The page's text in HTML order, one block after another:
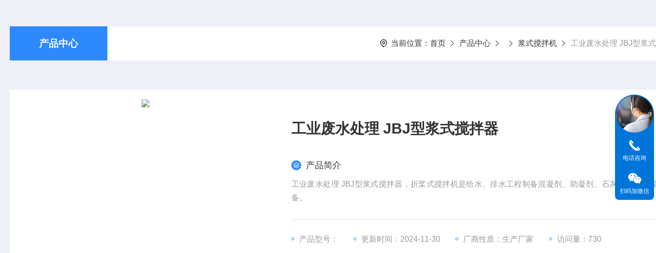
产品中心 当前位置： 首页 产品中心 浆式搅拌机 工业废水处理 JBJ型浆
工业废水处理 JBJ型浆式搅拌器
产品简介
工业废水处理 JBJ型浆式搅拌器，折桨式搅拌机是给水、排水工程制备混凝剂、助凝剂、石灰液的常用
备。
产品型号： 更新时间：2024-11-30 厂商性质：生产厂家 访问量：730
电话咨询
扫码加微信